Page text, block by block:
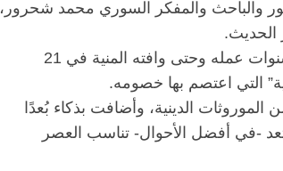
عشر من أبريل عام 1938، ولد الدكتور والباحث والمفكر السوري محمد شحرور،
الحديث.
وعلى الرغم من الهجمة “الكهنوتية” التي مورست ضده طوال سنوات عمله وحتى وافته المنية في 21
الدينية، وأضافت بذكاء بُعدًا
-في أفضل الأحوال- تناسب العصر